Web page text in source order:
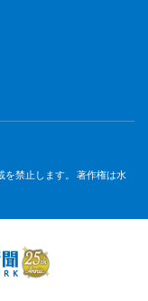
禁止します。 著作権は水